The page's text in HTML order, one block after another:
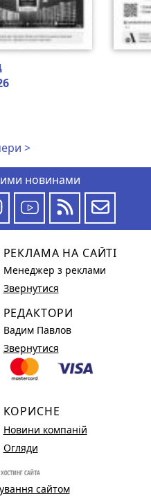
>
новинами
РЕКЛАМА НА САЙТІ
Менеджер з реклами
Звернутися
РЕДАКТОРИ
Вадим Павлов
Звернутися
КОРИСНЕ
Новини компаній
Огляди
сайтом